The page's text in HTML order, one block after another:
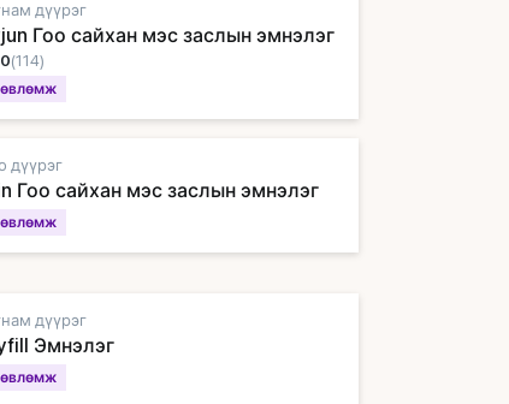
дүүрэг
Гоо сайхан мэс заслын эмнэлэг
(114)
дүүрэг
Гоо сайхан мэс заслын эмнэлэг
дүүрэг
Эмнэлэг